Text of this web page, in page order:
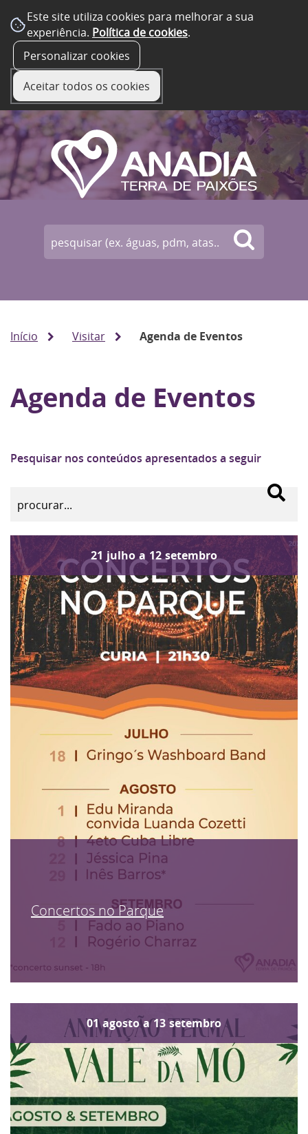
Este site utiliza cookies para melhorar a sua
experiência. Política de cookies.
Personalizar cookies
Aceitar todos os cookies
Início Visitar Agenda de Eventos
Agenda de Eventos
Pesquisar nos conteúdos apresentados a seguir
21 julho a 12 setembro
Concertos no Parque
01 agosto a 13 setembro